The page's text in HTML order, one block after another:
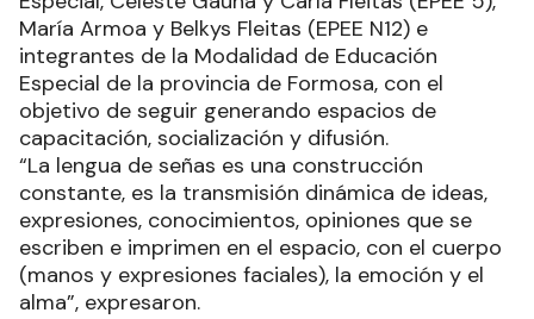
María Armoa y Belkys Fleitas (EPEE N12) e
integrantes de la Modalidad de Educación
Especial de la provincia de Formosa, con el
objetivo de seguir generando espacios de
capacitación, socialización y difusión.
“La lengua de señas es una construcción
constante, es la transmisión dinámica de ideas,
expresiones, conocimientos, opiniones que se
escriben e imprimen en el espacio, con el cuerpo
(manos y expresiones faciales), la emoción y el
alma”, expresaron.